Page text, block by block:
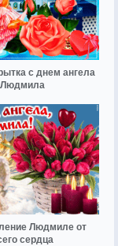
с днем ангела
Людмила
Людмиле от
сердца